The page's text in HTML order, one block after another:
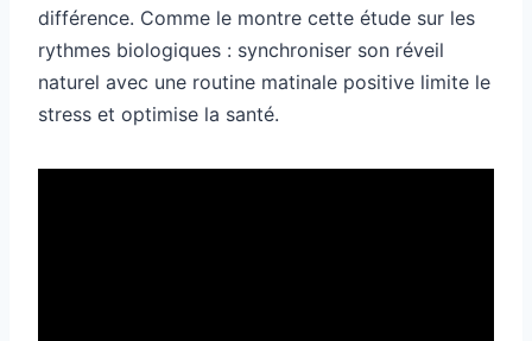
différence. Comme le montre cette étude sur les
rythmes biologiques : synchroniser son réveil
naturel avec une routine matinale positive limite le
stress et optimise la santé.